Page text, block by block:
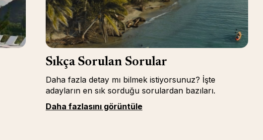
Sıkça Sorulan Sorular
Daha fazla detay mı bilmek istiyorsunuz? İşte
adayların en sık sorduğu sorulardan bazıları.
Daha fazlasını görüntüle